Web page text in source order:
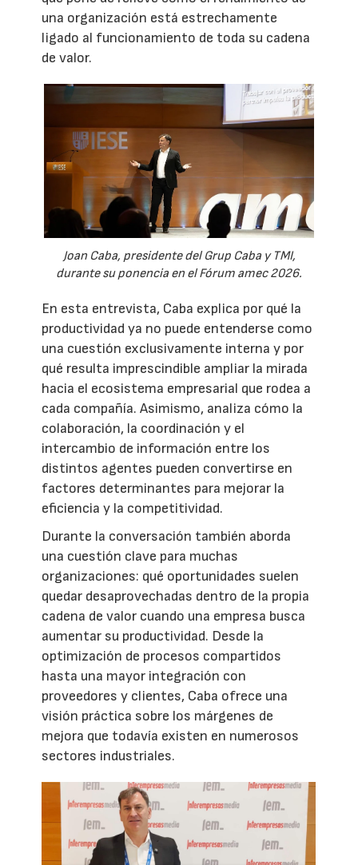
una organización está estrechamente
ligado al funcionamiento de toda su cadena
de valor.
Joan Caba, presidente del Grup Caba y TMI,
durante su ponencia en el Fórum amec 2026.
En esta entrevista, Caba explica por qué la
productividad ya no puede entenderse como
una cuestión exclusivamente interna y por
qué resulta imprescindible ampliar la mirada
hacia el ecosistema empresarial que rodea a
cada compañía. Asimismo, analiza cómo la
colaboración, la coordinación y el
intercambio de información entre los
distintos agentes pueden convertirse en
factores determinantes para mejorar la
eficiencia y la competitividad.
Durante la conversación también aborda
una cuestión clave para muchas
organizaciones: qué oportunidades suelen
quedar desaprovechadas dentro de la propia
cadena de valor cuando una empresa busca
aumentar su productividad. Desde la
optimización de procesos compartidos
hasta una mayor integración con
proveedores y clientes, Caba ofrece una
visión práctica sobre los márgenes de
mejora que todavía existen en numerosos
sectores industriales.